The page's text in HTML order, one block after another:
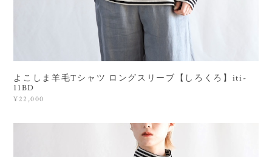
よこしま羊毛Tシャツ ロングスリーブ【しろくろ】iti-
11BD
¥22,000